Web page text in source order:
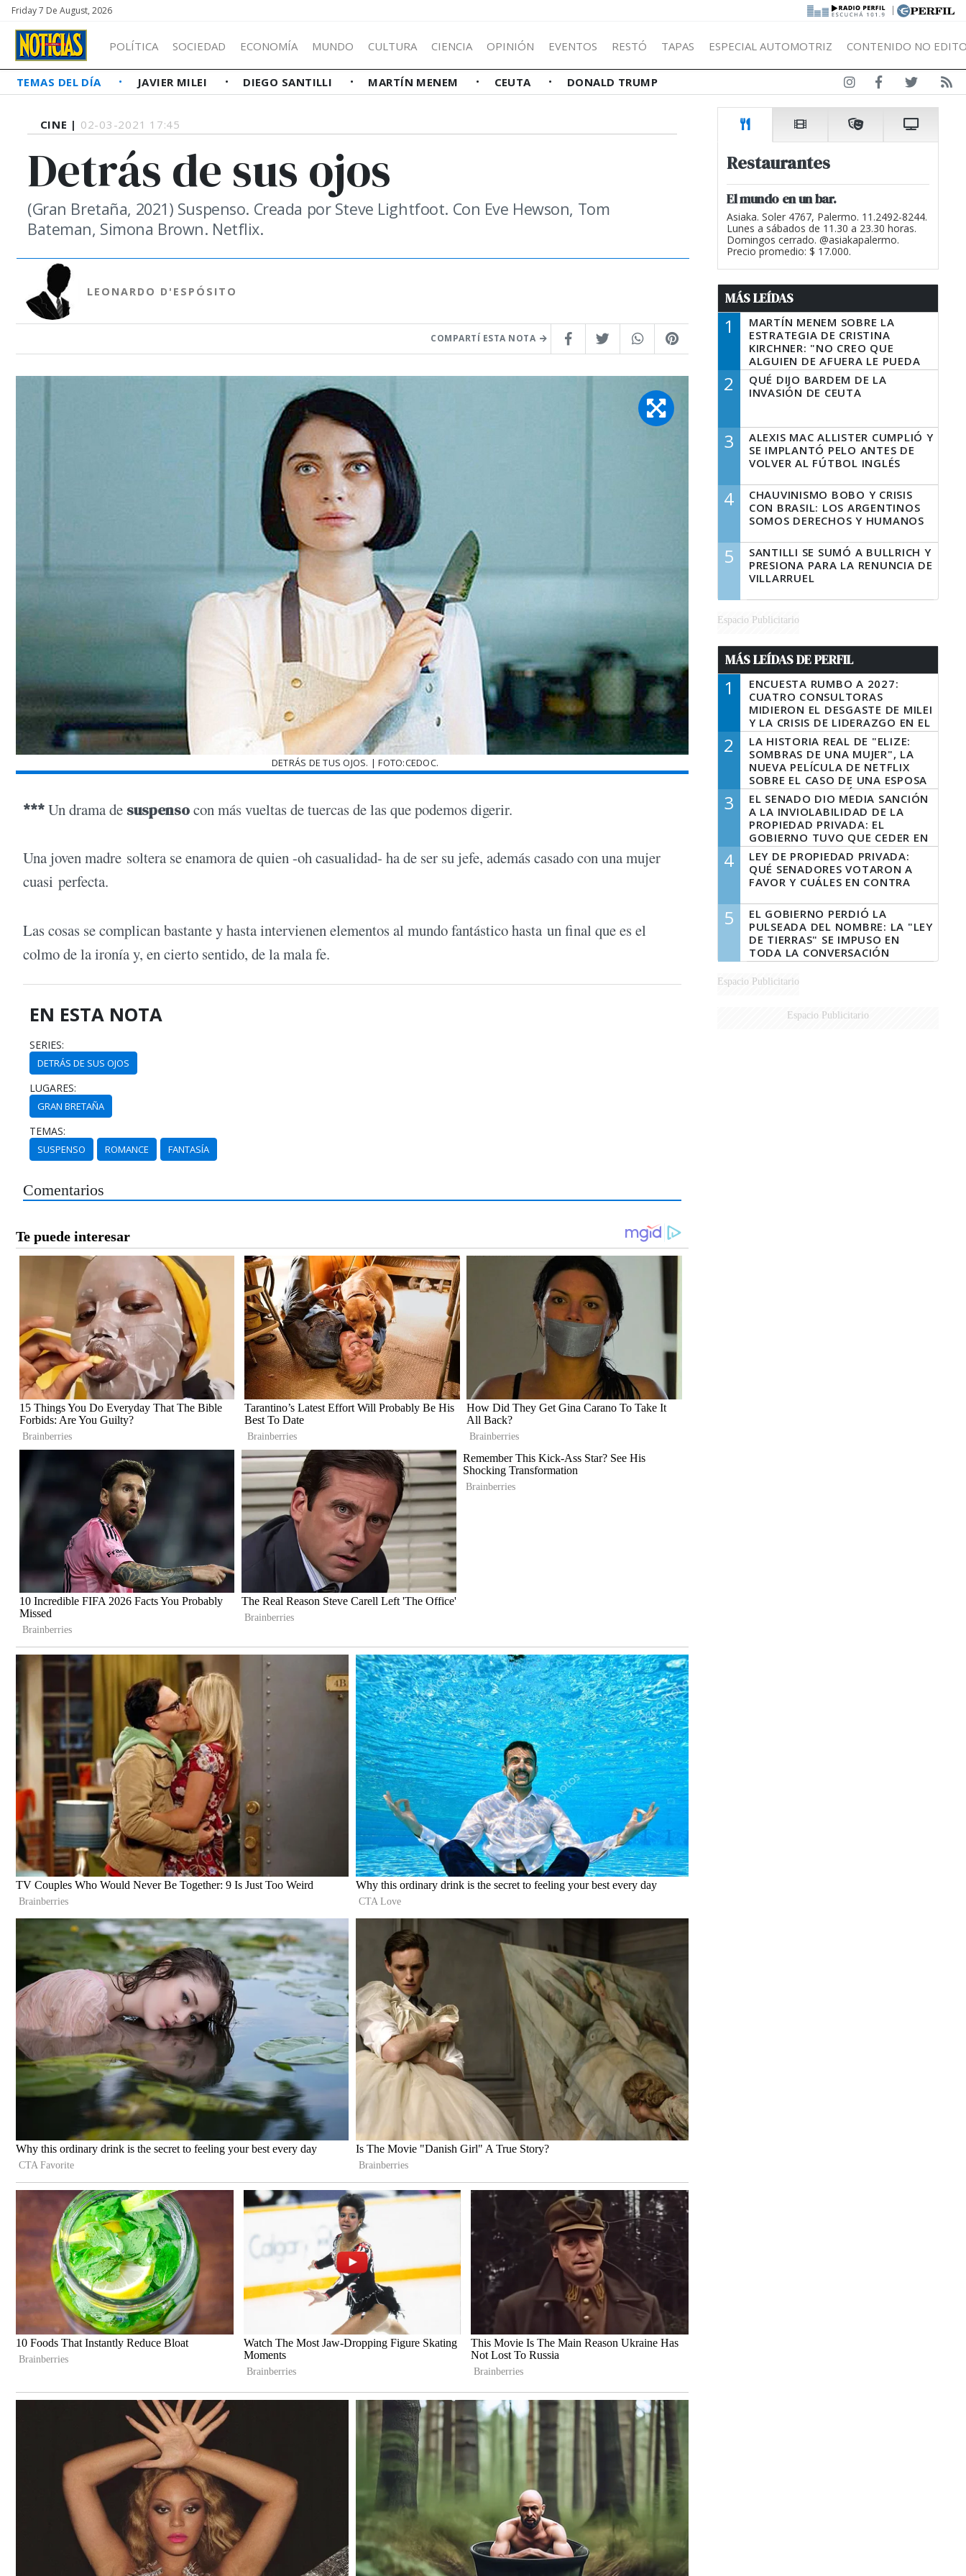
Friday 7 De August, 2026 |
POLÍTICA SOCIEDAD ECONOMÍA MUNDO CULTURA CIENCIA OPINIÓN EVENTOS RESTÓ TAPAS ESPECIAL AUTOMOTRIZ CONTENIDO NO
TEMAS DEL DÍA JAVIER MILEI DIEGO SANTILLI MARTÍN MENEM CEUTA DONALD TRUMP
CINE | 02-03-2021 17:45
Detrás de sus ojos
(Gran Bretaña, 2021) Suspenso. Creada por Steve Lightfoot. Con Eve Hewson, Tom
Bateman, Simona Brown. Netflix.
LEONARDO D'ESPÓSITO
COMPARTÍ ESTA NOTA
DETRÁS DE TUS OJOS. | FOTO:CEDOC.
***Un drama de suspensocon más vueltas de tuercas de las que podemos digerir.
Una joven madre soltera se enamora de quien -oh casualidad- ha de ser su jefe, además casado con una mujer
cuasi perfecta.
Las cosas se complican bastante y hasta intervienen elementos al mundo fantástico hasta un final que es el
colmo de la ironía y, en cierto sentido, de la mala fe.
EN ESTA NOTA
SERIES:
DETRÁS DE SUS OJOS
LUGARES:
GRAN BRETAÑA
TEMAS:
SUSPENSO ROMANCE FANTASÍA
Comentarios
Restaurantes
El mundo en un bar.
Asiaka. Soler 4767, Palermo. 11.2492-8244.
Lunes a sábados de 11.30 a 23.30 horas.
Domingos cerrado. @asiakapalermo.
Precio promedio: $ 17.000.
MÁS LEÍDAS
1
MARTÍN MENEM SOBRE LA
ESTRATEGIA DE CRISTINA
KIRCHNER: "NO CREO QUE
ALGUIEN DE AFUERA LE PUEDA
DECIR A LA JUSTICIA LO QUE
TIENE QUE HACER"
2
QUÉ DIJO BARDEM DE LA
INVASIÓN DE CEUTA
3
ALEXIS MAC ALLISTER CUMPLIÓ Y
SE IMPLANTÓ PELO ANTES DE
VOLVER AL FÚTBOL INGLÉS
4
CHAUVINISMO BOBO Y CRISIS
CON BRASIL: LOS ARGENTINOS
SOMOS DERECHOS Y HUMANOS
5
SANTILLI SE SUMÓ A BULLRICH Y
PRESIONA PARA LA RENUNCIA DE
VILLARRUEL
Espacio Publicitario
MÁS LEÍDAS DE PERFIL
1
ENCUESTA RUMBO A 2027:
CUATRO CONSULTORAS
MIDIERON EL DESGASTE DE MILEI
Y LA CRISIS DE LIDERAZGO EN EL
PERONISMO
2
LA HISTORIA REAL DE "ELIZE:
SOMBRAS DE UNA MUJER", LA
NUEVA PELÍCULA DE NETFLIX
SOBRE EL CASO DE UNA ESPOSA
QUE DESCUARTIZÓ A SU
MARIDO
3
EL SENADO DIO MEDIA SANCIÓN
A LA INVIOLABILIDAD DE LA
PROPIEDAD PRIVADA: EL
GOBIERNO TUVO QUE CEDER EN
LA LEY DEL MANEJO DEL FUEGO
4
LEY DE PROPIEDAD PRIVADA:
QUÉ SENADORES VOTARON A
FAVOR Y CUÁLES EN CONTRA
5
EL GOBIERNO PERDIÓ LA
PULSEADA DEL NOMBRE: LA "LEY
DE TIERRAS" SE IMPUSO EN
TODA LA CONVERSACIÓN
DIGITAL
Espacio Publicitario
Espacio Publicitario